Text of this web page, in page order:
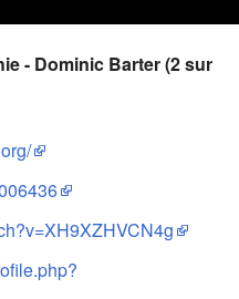
- Dominic Barter (2 sur